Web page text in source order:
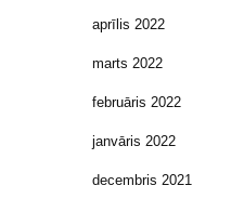
aprīlis 2022
marts 2022
februāris 2022
janvāris 2022
decembris 2021